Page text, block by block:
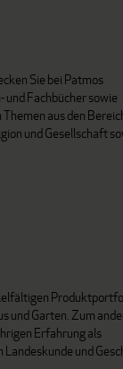
Sie bei Patmos
und Fachbücher sowie
aus den
und Gesellschaft
und Garten. Zum
Erfahrung als
und